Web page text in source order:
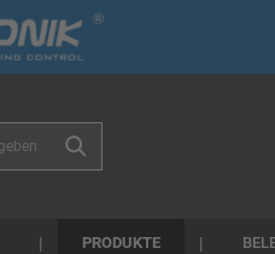
springen